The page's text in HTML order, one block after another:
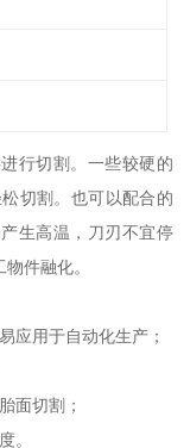
行切割。一些较硬的
切割。也可以配合的
生高温，刀刃不宜停
件融化。
应用于自动化生产；
面切割；
。